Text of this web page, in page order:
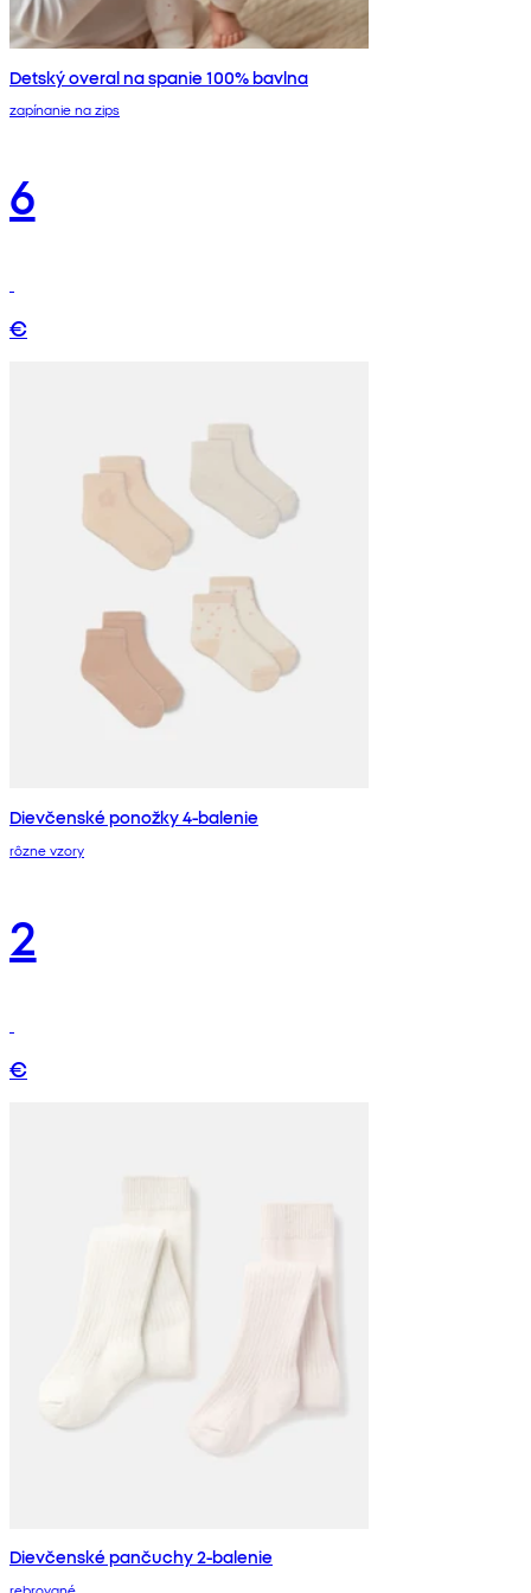
Detský overal na spanie 100% bavlna
zapínanie na zips
6
€
Dievčenské ponožky 4-balenie
rôzne vzory
2
€
Dievčenské pančuchy 2-balenie